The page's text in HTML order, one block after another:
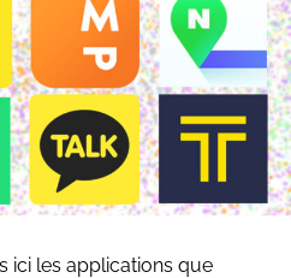
ici les applications que